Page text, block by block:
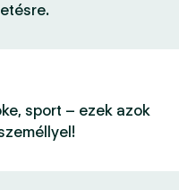
sport – ezek azok